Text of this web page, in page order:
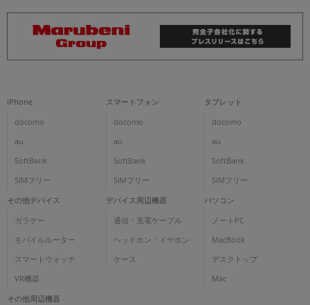
iPhone
docomo
au
SoftBank
SIMフリー
スマートフォン
docomo
au
SoftBank
SIMフリー
タブレット
docomo
au
SoftBank
SIMフリー
その他デバイス
ガラケー
モバイルルーター
スマートウォッチ
VR機器
デバイス周辺機器
通信・充電ケーブル
ヘッドホン・イヤホン
ケース
パソコン
ノートPC
MacBook
デスクトップ
Mac
その他周辺機器